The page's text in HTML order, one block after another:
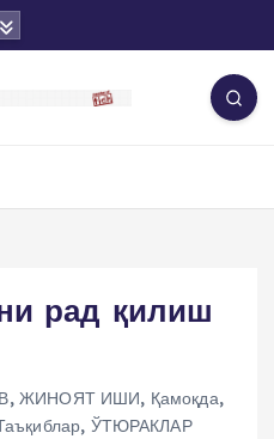
рад қилиш
, ЖИНОЯТ ИШИ, Қамоқда,
, ЎТЮРАКЛАР